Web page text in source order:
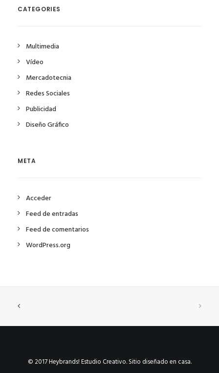
CATEGORIES
Multimedia
Vídeo
Mercadotecnia
Redes Sociales
Publicidad
Diseño Gráfico
META
Acceder
Feed de entradas
Feed de comentarios
WordPress.org
© 2017 Heybrands! Estudio Creativo. Sitio diseñado en casa.